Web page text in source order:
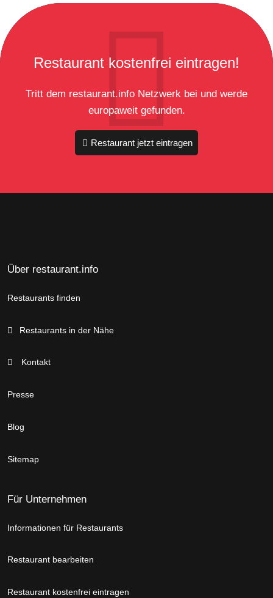
Restaurant kostenfrei eintragen!
Tritt dem restaurant.info Netzwerk bei und werde
europaweit gefunden.
Restaurant jetzt eintragen
Über restaurant.info
Restaurants finden
Restaurants in der Nähe
Kontakt
Presse
Blog
Sitemap
Für Unternehmen
Informationen für Restaurants
Restaurant bearbeiten
Restaurant kostenfrei eintragen